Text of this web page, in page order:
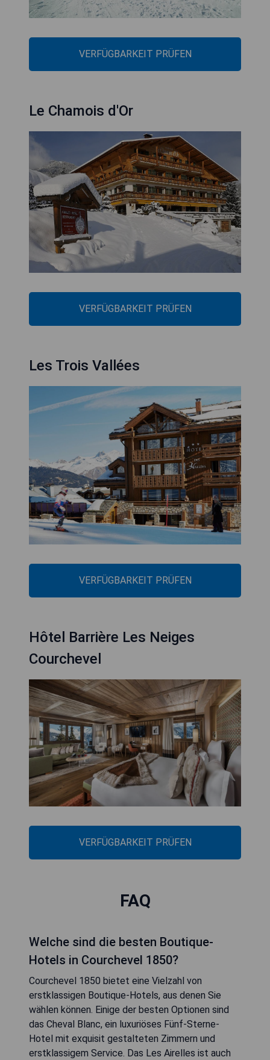
VERFÜGBARKEIT PRÜFEN
Le Chamois d'Or
VERFÜGBARKEIT PRÜFEN
Les Trois Vallées
VERFÜGBARKEIT PRÜFEN
Hôtel Barrière Les Neiges
Courchevel
VERFÜGBARKEIT PRÜFEN
FAQ
Welche sind die besten Boutique-
Hotels in Courchevel 1850?
Courchevel 1850 bietet eine Vielzahl von
erstklassigen Boutique-Hotels, aus denen Sie
wählen können. Einige der besten Optionen sind
das Cheval Blanc, ein luxuriöses Fünf-Sterne-
Hotel mit exquisit gestalteten Zimmern und
erstklassigem Service. Das Les Airelles ist auch